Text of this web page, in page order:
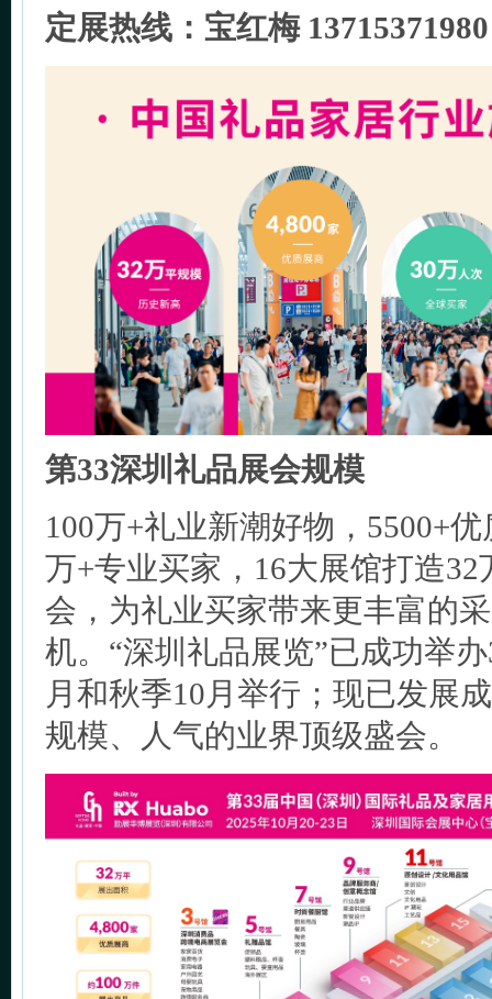
定展热线：宝红梅 13715371980
第33深圳礼品展会规模
100万+礼业新潮好物，5500+
万+专业买家，16大展馆打造
会，为礼业买家带来更丰富的
机。“深圳礼品展览”已成功举
月和秋季10月举行；现已发展
规模、人气的业界顶级盛会。